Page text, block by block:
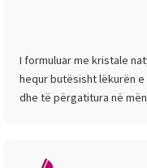
I formuluar me kristale
hequr butësisht lëkurën
dhe të përgatitura në